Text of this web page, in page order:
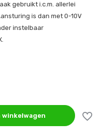
gebruikt i.c.m. allerlei
is dan met 0-10V
instelbaar
winkelwagen